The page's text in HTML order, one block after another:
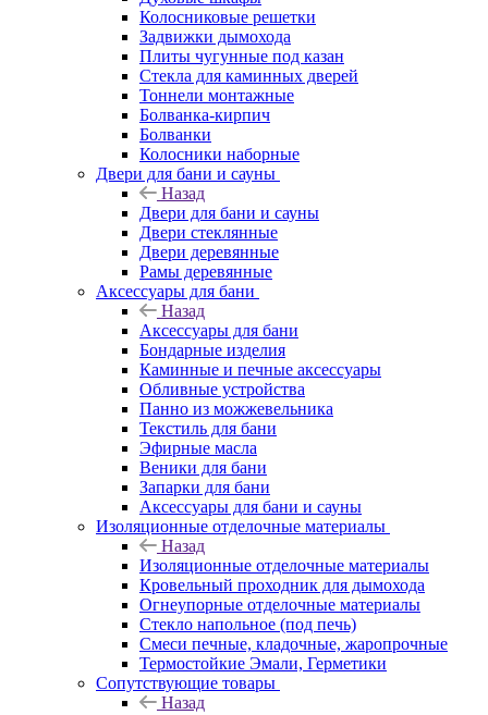
Колосниковые решетки
Задвижки дымохода
Плиты чугунные под казан
Стекла для каминных дверей
Тоннели монтажные
Болванка-кирпич
Болванки
Колосники наборные
Двери для бани и сауны
Назад
Двери для бани и сауны
Двери стеклянные
Двери деревянные
Рамы деревянные
Аксессуары для бани
Назад
Аксессуары для бани
Бондарные изделия
Каминные и печные аксессуары
Обливные устройства
Панно из можжевельника
Текстиль для бани
Эфирные масла
Веники для бани
Запарки для бани
Аксессуары для бани и сауны
Изоляционные отделочные материалы
Назад
Изоляционные отделочные материалы
Кровельный проходник для дымохода
Огнеупорные отделочные материалы
Стекло напольное (под печь)
Смеси печные, кладочные, жаропрочные
Термостойкие Эмали, Герметики
Сопутствующие товары
Назад